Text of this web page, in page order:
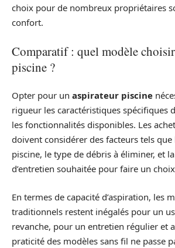
choix pour de nombreux propriétaires
confort.
Comparatif : quel modèle
piscine ?
Opter pour un aspirateur piscine
rigueur les caractéristiques spécifiques
les fonctionnalités disponibles. Les
doivent considérer des facteurs tels que
piscine, le type de débris à éliminer, et
d’entretien souhaitée pour faire un
En termes de capacité d’aspiration, les
traditionnels restent inégalés pour un
revanche, pour un entretien régulier et
praticité des modèles sans fil ne passe